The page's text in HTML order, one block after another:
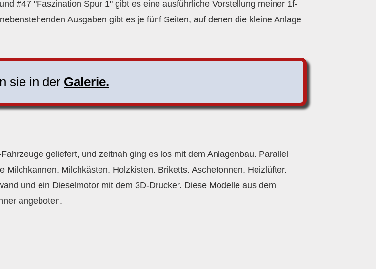
#47 "Faszination Spur 1" gibt es eine ausführliche Vorstellung meiner 1f-
Ausgaben gibt es je fünf Seiten, auf denen die kleine Anlage
sie in der Galerie.
geliefert, und zeitnah ging es los mit dem Anlagenbau. Parallel
Milchkannen, Milchkästen, Holzkisten, Briketts, Aschetonnen, Heizlüfter,
und ein Dieselmotor mit dem 3D-Drucker. Diese Modelle aus dem
angeboten.